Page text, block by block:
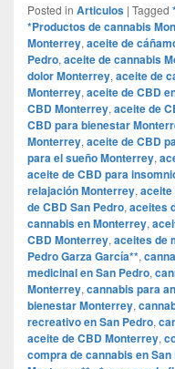
Posted in Articulos | Tagged
*Productos de cannabis
Monterrey, aceite de
Pedro, aceite de cannabis
dolor Monterrey, aceite de
Monterrey, aceite de CBD
CBD Monterrey, aceite de
CBD para bienestar
Monterrey, aceite de CBD
para el sueño Monterrey,
aceite de CBD para
relajación Monterrey, aceite
de CBD San Pedro, aceites
cannabis en Monterrey,
CBD Monterrey, aceites de
Pedro Garza García**,
medicinal en San Pedro,
Monterrey, cannabis para
bienestar Monterrey,
recreativo en San Pedro,
aceite de CBD Monterrey,
compra de cannabis en San